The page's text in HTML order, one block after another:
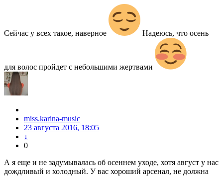
Сейчас у всех такое, наверное Надеюсь, что осень
для волос пройдет с небольшими жертвами
miss.karina-music
23 августа 2016, 18:05
↓
0
А я еще и не задумывалась об осеннем уходе, хотя август у нас
дождливый и холодный. У вас хороший арсенал, не должна